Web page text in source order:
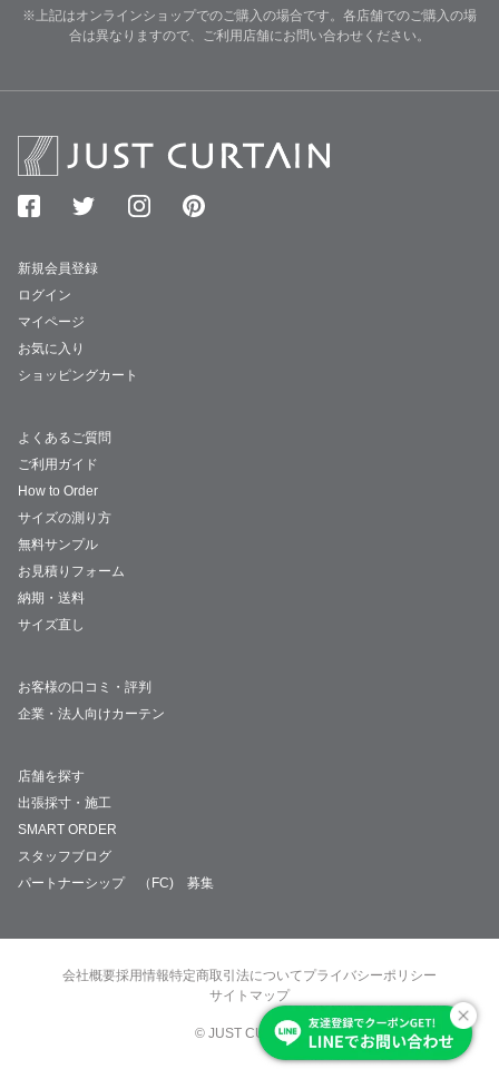
※上記はオンラインショップでのご購入の場合です。各店舗でのご購入の場
合は異なりますので、ご利用店舗にお問い合わせください。
新規会員登録
ログイン
マイページ
お気に入り
ショッピングカート
よくあるご質問
ご利用ガイド
How to Order
サイズの測り方
無料サンプル
お見積りフォーム
納期・送料
サイズ直し
お客様の口コミ・評判
企業・法人向けカーテン
店舗を探す
出張採寸・施工
SMART ORDER
スタッフブログ
パートナーシップ （FC) 募集
会社概要採用情報特定商取引法についてプライバシーポリシー
サイトマップ
© JUST CURTAIN